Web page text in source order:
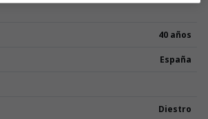
40 años
España
Diestro